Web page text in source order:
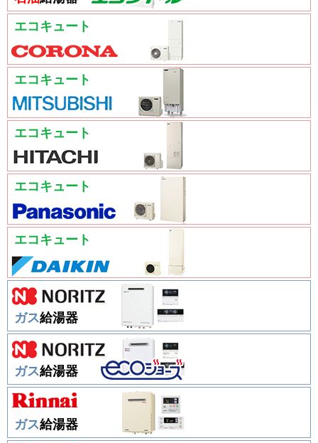
エコキュート
エコキュート
エコキュート
エコキュート
エコキュート
ガス給湯器
ガス給湯器
ガス給湯器